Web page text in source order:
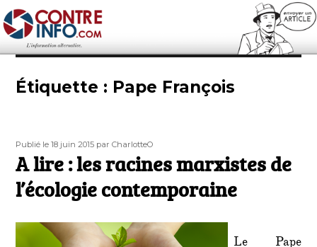
Contre-Info
Étiquette : Pape François
Publié
le
Publié le 18 juin 2015 Auteur
par CharlotteO
A lire : les racines marxistes de
l’écologie contemporaine